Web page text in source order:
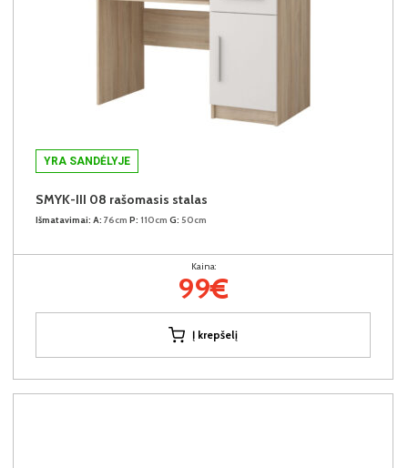
YRA SANDĖLYJE
SMYK-III 08 rašomasis stalas
Išmatavimai: A: 76cm P: 110cm G: 50cm
Kaina:
99€
Į krepšelį